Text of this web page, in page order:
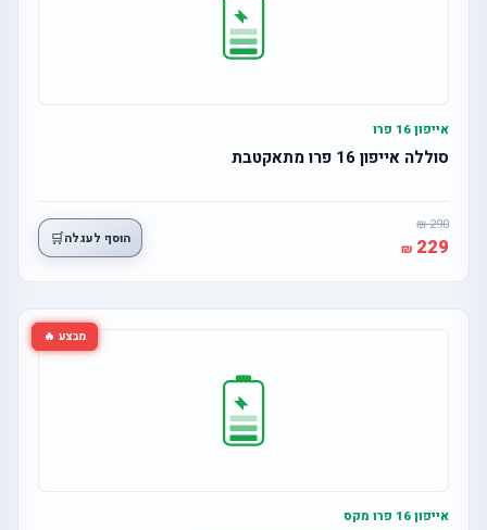
אייפון 16 פרו
סוללה אייפון 16 פרו מתאקטבת
290
229 הוסף לעגלה🛒
מבצע 🔥
אייפון 16 פרו מקס